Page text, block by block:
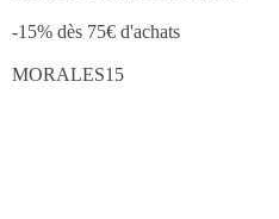
-15% dès 75€ d'achats
MORALES15